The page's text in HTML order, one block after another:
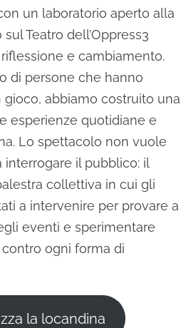
un laboratorio aperto alla
Teatro dell’Oppress3
e cambiamento.
di persone che hanno
abbiamo costruito una
esperienze quotidiane e
Lo spettacolo non vuole
interrogare il pubblico: il
collettiva in cui gli
a intervenire per provare a
eventi e sperimentare
ogni forma di
la locandina